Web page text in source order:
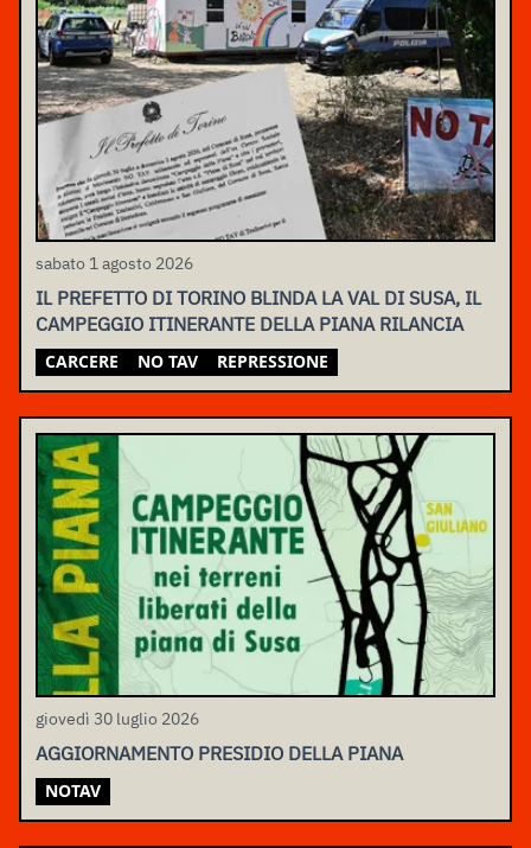
sabato 1 agosto 2026
IL PREFETTO DI TORINO BLINDA LA VAL DI SUSA, IL
CAMPEGGIO ITINERANTE DELLA PIANA RILANCIA
CARCERE NO TAV REPRESSIONE
giovedì 30 luglio 2026
AGGIORNAMENTO PRESIDIO DELLA PIANA
NOTAV